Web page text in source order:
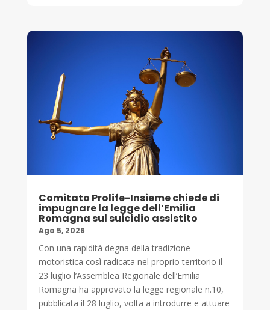
Comitato Prolife-Insieme chiede di
impugnare la legge dell’Emilia
Romagna sul suicidio assistito
Ago 5, 2026
Con una rapidità degna della tradizione
motoristica così radicata nel proprio territorio il
23 luglio l’Assemblea Regionale dell’Emilia
Romagna ha approvato la legge regionale n.10,
pubblicata il 28 luglio, volta a introdurre e attuare